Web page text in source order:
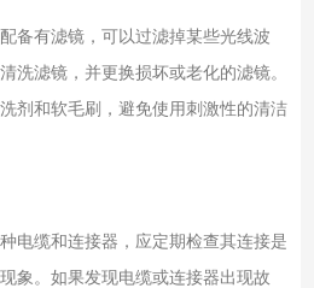
备有滤镜，可以过滤掉某些光线波
洗滤镜，并更换损坏或老化的滤镜。
剂和软毛刷，避免使用刺激性的清洁
电缆和连接器，应定期检查其连接是
象。如果发现电缆或连接器出现故